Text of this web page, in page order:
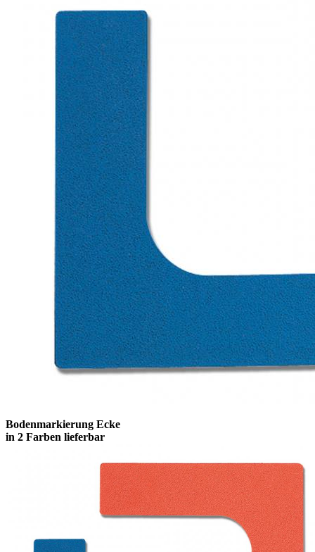
Bodenmarkierung Ecke
in 2 Farben lieferbar